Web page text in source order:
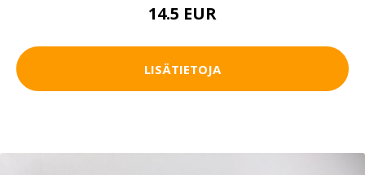
14.5 EUR
LISÄTIETOJA